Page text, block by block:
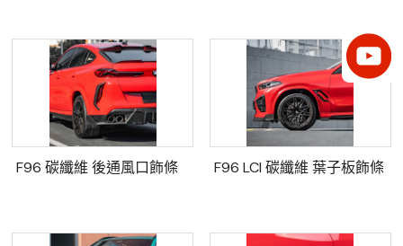
F96 碳纖維 後通風口飾條 F96 LCI 碳纖維 葉子板飾條